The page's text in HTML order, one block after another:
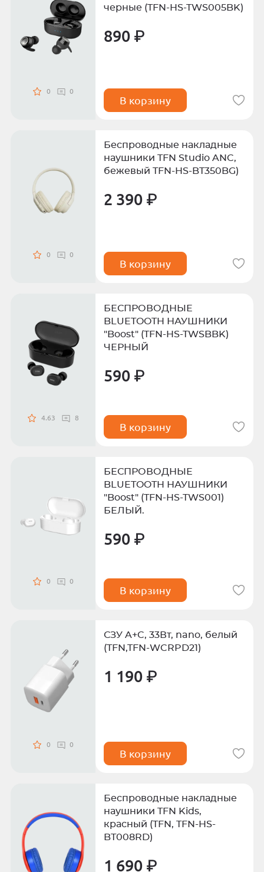
0 0
черные (TFN-HS-TWS005BK)
890 ₽
В корзину
0 0
Беспроводные накладные
наушники TFN Studio ANC,
бежевый TFN-HS-BT350BG)
2 390 ₽
В корзину
4.63 8
БЕСПРОВОДНЫЕ
BLUETOOTH НАУШНИКИ
"Boost" (TFN-HS-TWSBBK)
ЧЕРНЫЙ
590 ₽
В корзину
0 0
БЕСПРОВОДНЫЕ
BLUETOOTH НАУШНИКИ
"Boost" (TFN-HS-TWS001)
БЕЛЫЙ.
590 ₽
В корзину
0 0
СЗУ A+C, 33Вт, nano, белый
(TFN,TFN-WCRPD21)
1 190 ₽
В корзину
Беспроводные накладные
наушники TFN Kids,
красный (TFN, TFN-HS-
BT008RD)
1 690 ₽